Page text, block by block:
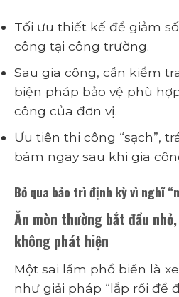
Tối ưu thiết kế để giảm
công tại công trường.
Sau gia công, cần kiểm
biện pháp bảo vệ phù
công của đơn vị.
Ưu tiên thi công “sạch”,
bám ngay sau khi gia
Bỏ qua bảo trì định kỳ vì nghĩ
Ăn mòn thường bắt đầu
không phát hiện
Một sai lầm phổ biến là
như giải pháp “lắp rồi để